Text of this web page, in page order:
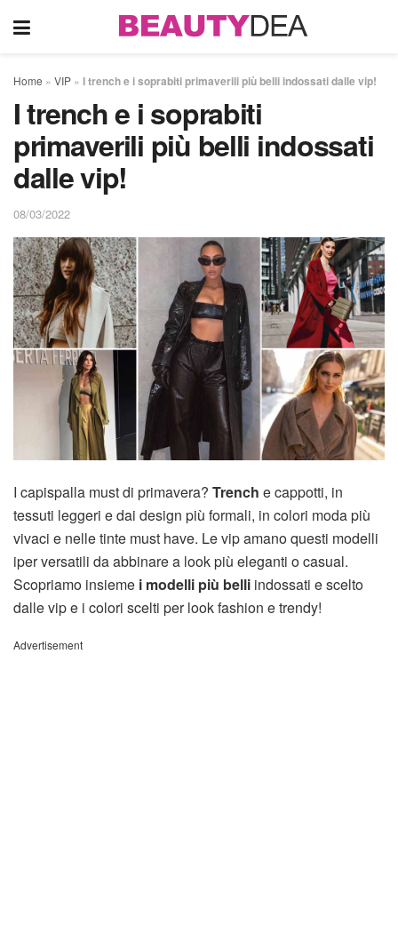
Home » VIP » I trench e i soprabiti primaverili più belli indossati dalle vip!
I trench e i soprabiti
primaverili più belli indossati
dalle vip!
08/03/2022
I capispalla must di primavera? Trench e cappotti, in
tessuti leggeri e dai design più formali, in colori moda più
vivaci e nelle tinte must have. Le vip amano questi modelli
iper versatili da abbinare a look più eleganti o casual.
Scopriamo insieme i modelli più belli indossati e scelto
dalle vip e i colori scelti per look fashion e trendy!
Advertisement